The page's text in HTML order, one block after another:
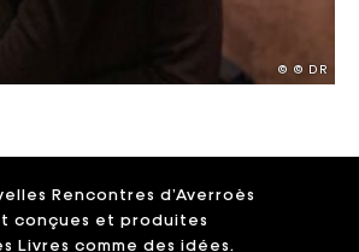
© © DR
Rencontres d’Averroès
conçues et produites
Livres comme des idées.